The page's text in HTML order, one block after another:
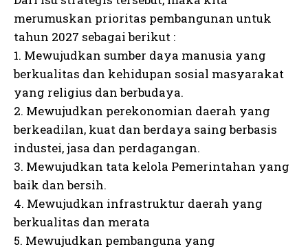
merumuskan prioritas pembangunan untuk
tahun 2027 sebagai berikut :
1. Mewujudkan sumber daya manusia yang
berkualitas dan kehidupan sosial masyarakat
yang religius dan berbudaya.
2. Mewujudkan perekonomian daerah yang
berkeadilan, kuat dan berdaya saing berbasis
industei, jasa dan perdagangan.
3. Mewujudkan tata kelola Pemerintahan yang
baik dan bersih.
4. Mewujudkan infrastruktur daerah yang
berkualitas dan merata
5. Mewujudkan pembanguna yang